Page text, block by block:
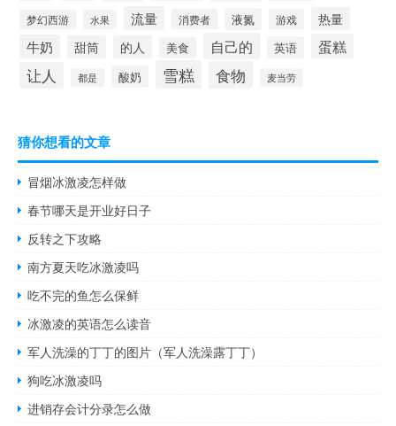
梦幻西游 水果 流量 消费者 液氮 游戏 热量
牛奶 甜筒 的人 美食 自己的 英语 蛋糕
让人 都是 酸奶 雪糕 食物 麦当劳
猜你想看的文章
冒烟冰激凌怎样做
春节哪天是开业好日子
反转之下攻略
南方夏天吃冰激凌吗
吃不完的鱼怎么保鲜
冰激凌的英语怎么读音
军人洗澡的丁丁的图片（军人洗澡露丁丁）
狗吃冰激凌吗
进销存会计分录怎么做